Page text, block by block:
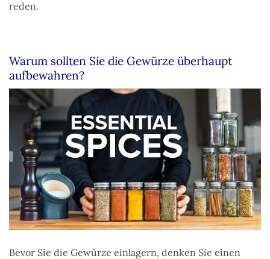
reden.
Warum sollten Sie die Gewürze überhaupt
aufbewahren?
Bevor Sie die Gewürze einlagern, denken Sie einen